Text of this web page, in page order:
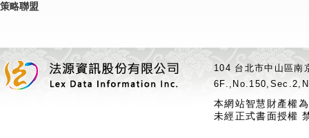
策略聯盟
104 台北市中山區
本網站智慧財產權
未經正式書面授權